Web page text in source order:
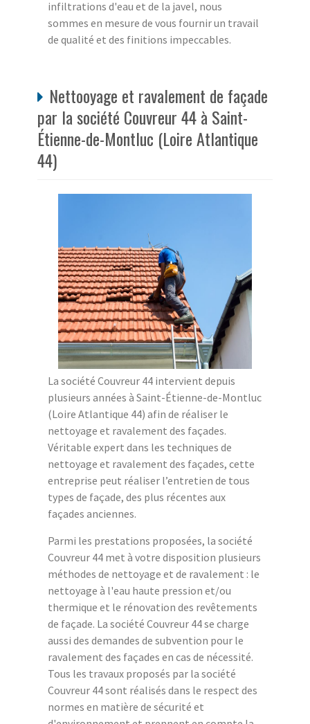
infiltrations d'eau et de la javel, nous
sommes en mesure de vous fournir un travail
de qualité et des finitions impeccables.
Nettooyage et ravalement de façade
par la société Couvreur 44 à Saint-
Étienne-de-Montluc (Loire Atlantique
44)
La société Couvreur 44 intervient depuis
plusieurs années à Saint-Étienne-de-Montluc
(Loire Atlantique 44) afin de réaliser le
nettoyage et ravalement des façades.
Véritable expert dans les techniques de
nettoyage et ravalement des façades, cette
entreprise peut réaliser l’entretien de tous
types de façade, des plus récentes aux
façades anciennes.
Parmi les prestations proposées, la société
Couvreur 44 met à votre disposition plusieurs
méthodes de nettoyage et de ravalement : le
nettoyage à l'eau haute pression et/ou
thermique et le rénovation des revêtements
de façade. La société Couvreur 44 se charge
aussi des demandes de subvention pour le
ravalement des façades en cas de nécessité.
Tous les travaux proposés par la société
Couvreur 44 sont réalisés dans le respect des
normes en matière de sécurité et